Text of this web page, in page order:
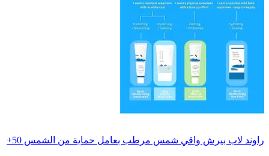
راوند لاب بيرش واقي شمس مرطب بعامل حماية من الشمس 50+